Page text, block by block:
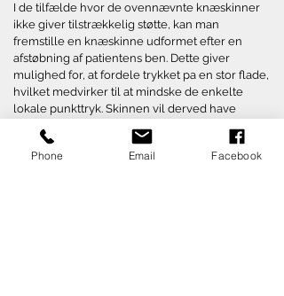
I de tilfælde hvor de ovennævnte knæskinner
ikke giver tilstrækkelig støtte, kan man
fremstille en knæskinne udformet efter en
afstøbning af patientens ben. Dette giver
mulighed for, at fordele trykket pa en stor flade,
hvilket medvirker til at mindske de enkelte
lokale punkttryk. Skinnen vil derved have
optimal pasform uanset benets udformning. En
sådan knæskinne kan fremstilles i f.eks. plast
eller kulfiber og forsynes med knæled som kan
Phone Email Facebook